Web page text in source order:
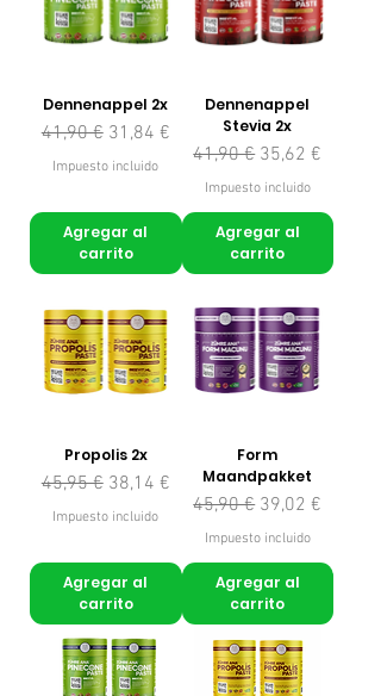
Dennenappel 2x
Precio
41,90 € Precio de oferta
31,84 €
Impuesto incluido
Agregar al
carrito
Dennenappel
Stevia 2x
Precio
41,90 € Precio de oferta
35,62 €
Impuesto incluido
Agregar al
carrito
Propolis 2x
Precio
45,95 € Precio de oferta
38,14 €
Impuesto incluido
Agregar al
carrito
Form
Maandpakket
Precio
45,90 € Precio de oferta
39,02 €
Impuesto incluido
Agregar al
carrito